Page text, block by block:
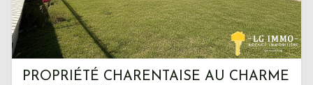
PROPRIÉTÉ CHARENTAISE AU CHARME